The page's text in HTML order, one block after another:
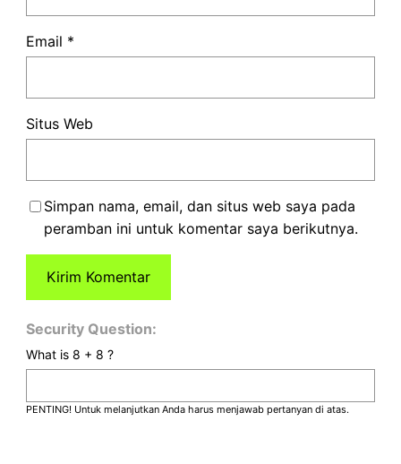
Email *
Situs Web
Simpan nama, email, dan situs web saya pada
peramban ini untuk komentar saya berikutnya.
Security Question:
What is 8 + 8 ?
PENTING! Untuk melanjutkan Anda harus menjawab pertanyan di atas.